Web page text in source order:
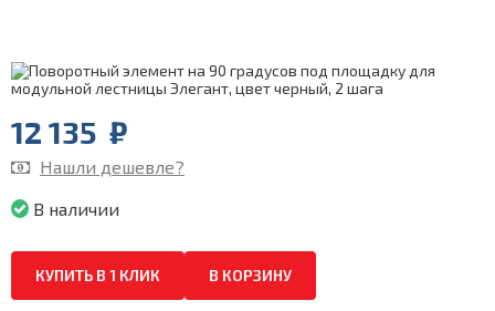
12 135 ₽
Нашли дешевле?
В наличии
КУПИТЬ В 1 КЛИК В КОРЗИНУ